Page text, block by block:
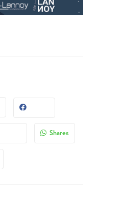
Shares